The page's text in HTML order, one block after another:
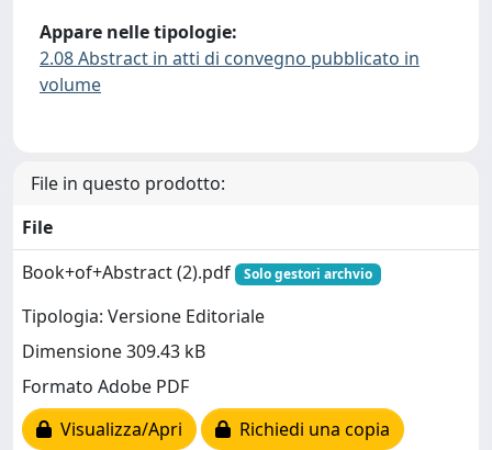
Appare nelle tipologie:
2.08 Abstract in atti di convegno pubblicato in
volume
File in questo prodotto:
File
Book+of+Abstract (2).pdf
Solo gestori archvio
Tipologia: Versione Editoriale
Dimensione 309.43 kB
Formato Adobe PDF
Visualizza/Apri
Richiedi una copia